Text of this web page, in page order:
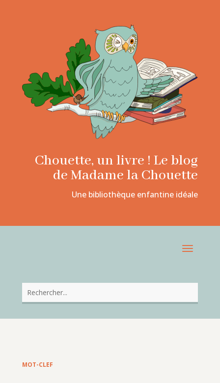
Chouette, un livre ! Le blog
de Madame la Chouette
Une bibliothèque enfantine idéale
MOT-CLEF